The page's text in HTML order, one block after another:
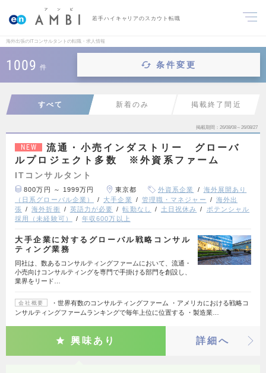
若手ハイキャリアのスカウト転職
海外出張のITコンサルタントの転職・求人情報
1009 件 条件変更
すべて 新着のみ 掲載終了間近
掲載期間 26/08/08～26/08/27
NEW
流通・小売インダストリー グローバ
ルプロジェクト多数 ※外資系ファーム
ITコンサルタント
800万円 ～ 1999万円 東京都 外資系企業
海外展開あり
（日系グローバル企業）
大手企業 管理職・マネジャー
海外出
張
海外折衝 英語力が必要 転勤なし 土日祝休み
ポテンシャル
採用（未経験可）
年収600万以上
大手企業に対するグローバル戦略コンサル
ティング業務
同社は、数あるコンサルティングファームにおいて、流通・
小売向けコンサルティングを専門で手掛ける部門を創設し、
業界をリード…
会社概要
・世界有数のコンサルティングファーム ・アメリカにおける戦略コ
ンサルティングファームランキングで毎年上位に位置する ・製造業…
興味あり 詳細へ